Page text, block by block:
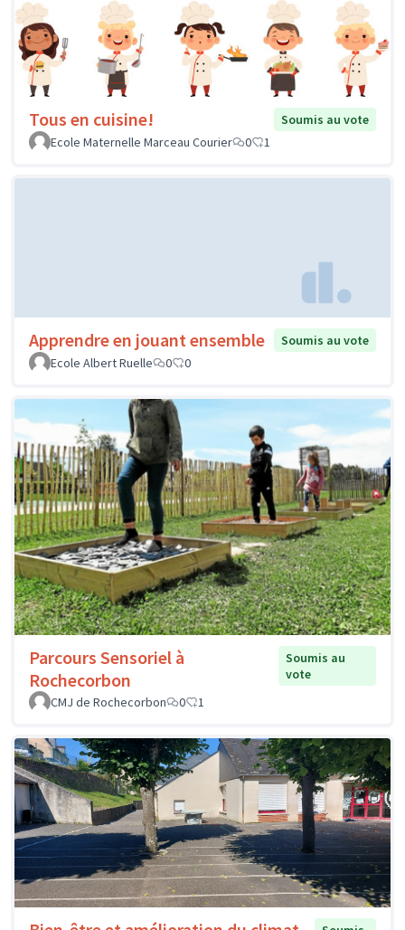
Tous en cuisine!
Soumis au vote
Ecole Maternelle Marceau Courier
0 1
Apprendre en jouant ensemble
Soumis au vote
Ecole Albert Ruelle
0 0
Parcours Sensoriel à
Rochecorbon
Soumis au
vote
CMJ de Rochecorbon
0 1